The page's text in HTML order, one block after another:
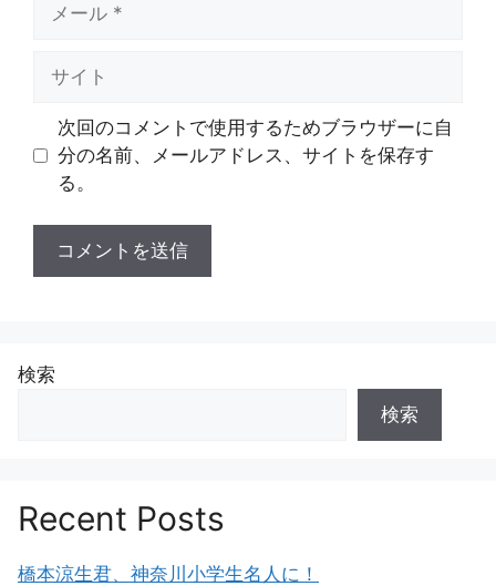
次回のコメントで使用するためブラウザーに自
分の名前、メールアドレス、サイトを保存す
る。
検索
検索
Recent Posts
橋本涼生君、神奈川小学生名人に！